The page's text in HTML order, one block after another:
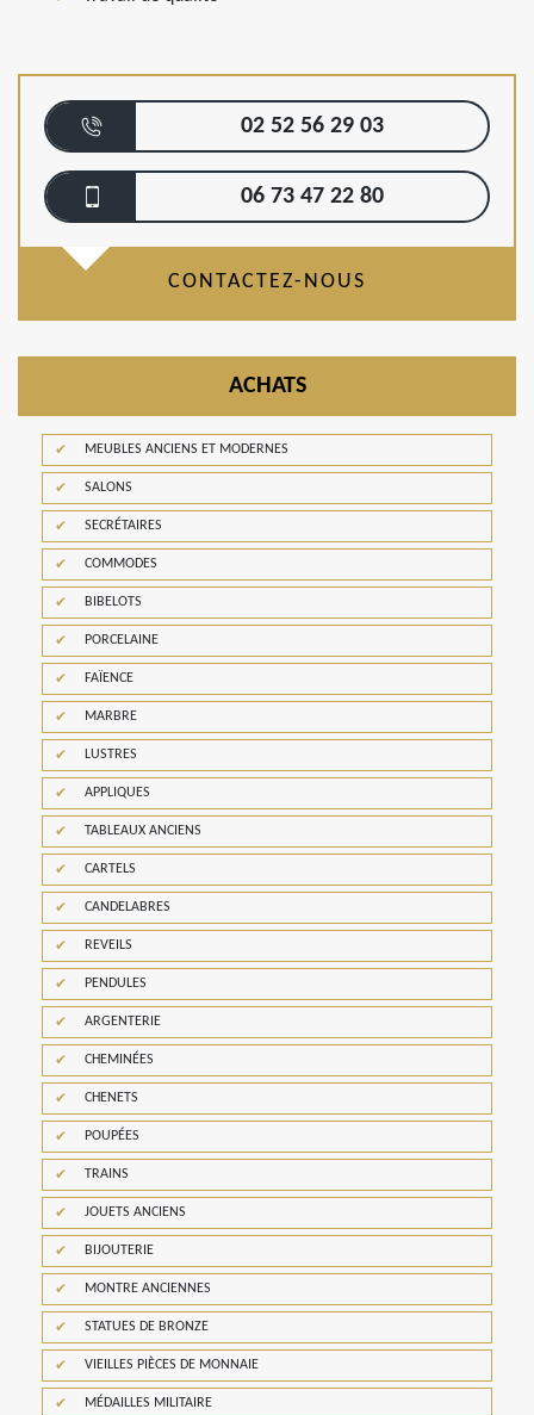
02 52 56 29 03
06 73 47 22 80
CONTACTEZ-NOUS
ACHATS
MEUBLES ANCIENS ET MODERNES
SALONS
SECRÉTAIRES
COMMODES
BIBELOTS
PORCELAINE
FAÏENCE
MARBRE
LUSTRES
APPLIQUES
TABLEAUX ANCIENS
CARTELS
CANDELABRES
REVEILS
PENDULES
ARGENTERIE
CHEMINÉES
CHENETS
POUPÉES
TRAINS
JOUETS ANCIENS
BIJOUTERIE
MONTRE ANCIENNES
STATUES DE BRONZE
VIEILLES PIÈCES DE MONNAIE
MÉDAILLES MILITAIRE